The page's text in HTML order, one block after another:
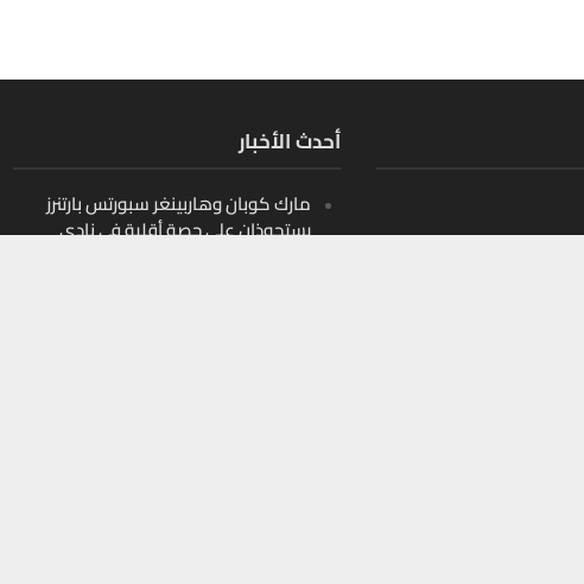
أحدث الأخبار
مارك كوبان وهاربينغر سبورتس بارتنرز
يستحوذان على حصة أقلية في نادي